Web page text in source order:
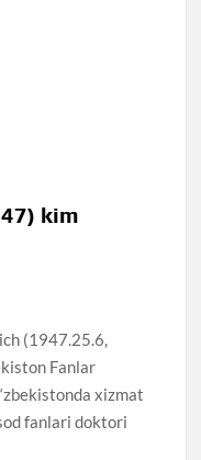
kim
(1947.25.6,
Fanlar
xizmat
fanlari doktori